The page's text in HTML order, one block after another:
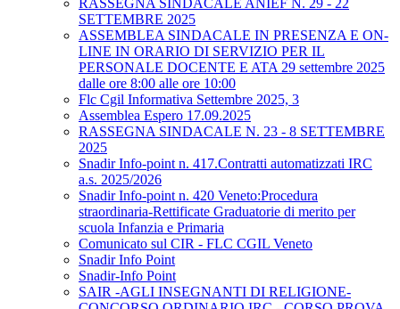
RASSEGNA SINDACALE ANIEF N. 29 - 22
SETTEMBRE 2025
ASSEMBLEA SINDACALE IN PRESENZA E ON-
LINE IN ORARIO DI SERVIZIO PER IL
PERSONALE DOCENTE E ATA 29 settembre 2025
dalle ore 8:00 alle ore 10:00
Flc Cgil Informativa Settembre 2025, 3
Assemblea Espero 17.09.2025
RASSEGNA SINDACALE N. 23 - 8 SETTEMBRE
2025
Snadir Info-point n. 417.Contratti automatizzati IRC
a.s. 2025/2026
Snadir Info-point n. 420 Veneto:Procedura
straordinaria-Rettificate Graduatorie di merito per
scuola Infanzia e Primaria
Comunicato sul CIR - FLC CGIL Veneto
Snadir Info Point
Snadir-Info Point
SAIR -AGLI INSEGNANTI DI RELIGIONE-